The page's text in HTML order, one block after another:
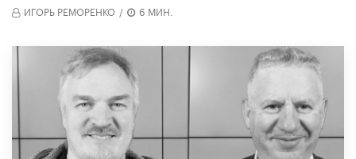
ИГОРЬ РЕМОРЕНКО / 6 МИН.